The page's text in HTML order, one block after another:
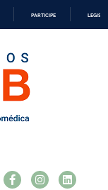
PARTICIPE